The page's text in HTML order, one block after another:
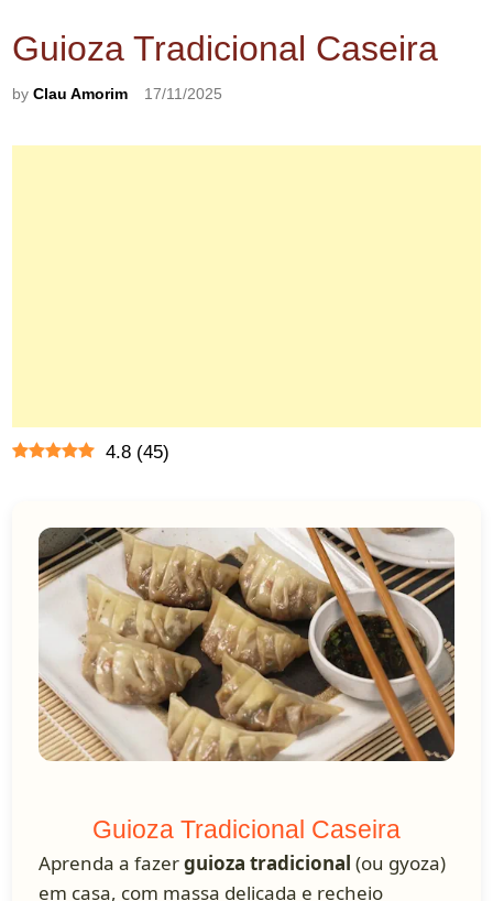
Guioza Tradicional Caseira
byClau Amorim 17/11/2025
4.8 (45)
Guioza Tradicional Caseira
Aprenda a fazerguioza tradicional (ou gyoza)
em casa, com massa delicada e recheio